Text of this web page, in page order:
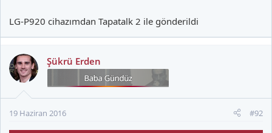
LG-P920 cihazımdan Tapatalk 2 ile gönderildi
Şükrü Erden
19 Haziran 2016 #92